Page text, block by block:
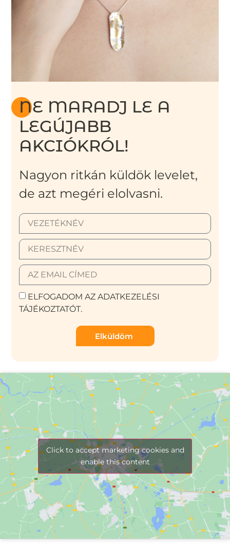
NE MARADJ LE A
LEGÚJABB
AKCIÓKRÓL!
Nagyon ritkán küldök levelet,
de azt megéri elolvasni.
ELFOGADOM AZ ADATKEZELÉSI
TÁJÉKOZTATÓT.
Elküldöm
Click to accept marketing cookies and
enable this content